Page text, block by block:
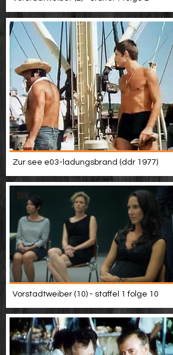
Zur see e03-ladungsbrand (ddr 1977)
Vorstadtweiber (10) - staffel 1 folge 10